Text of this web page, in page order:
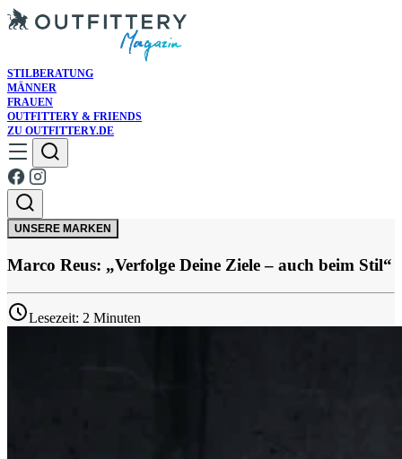
STILBERATUNG
MÄNNER
FRAUEN
OUTFITTERY & FRIENDS
ZU OUTFITTERY.DE
UNSERE MARKEN
Marco Reus: „Verfolge Deine Ziele – auch beim Stil“
Lesezeit: 2 Minuten